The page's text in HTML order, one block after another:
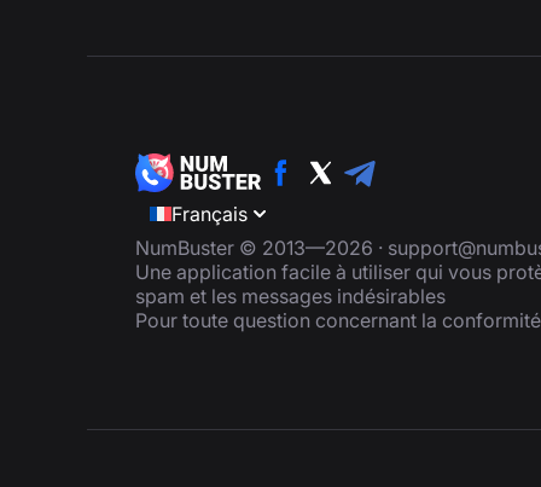
Français
NumBuster © 2013—2026 ·
Une application facile à utiliser qui vous
spam et les messages indésirables
Pour toute question concernant la conformité